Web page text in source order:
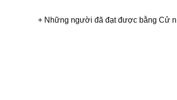
+ Những người đã đạt được bằng Cử